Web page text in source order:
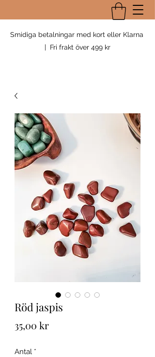
Smidiga betalningar med kort eller Klarna
| Fri frakt över 499 kr
Röd jaspis
35,00 krPris
Antal *